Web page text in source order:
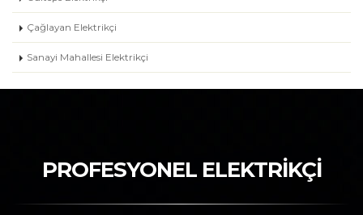
Çağlayan Elektrikçi
Sanayi Mahallesi Elektrikçi
PROFESYONEL ELEKTRİKÇİ